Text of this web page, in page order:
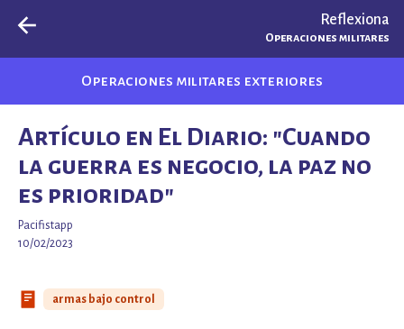
Reflexiona
Operaciones militares
Operaciones militares exteriores
Artículo en El Diario: "Cuando
la guerra es negocio, la paz no
es prioridad"
Pacifistapp
10/02/2023
armas bajo control